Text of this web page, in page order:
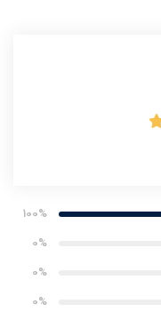
100%
0%
0%
0%